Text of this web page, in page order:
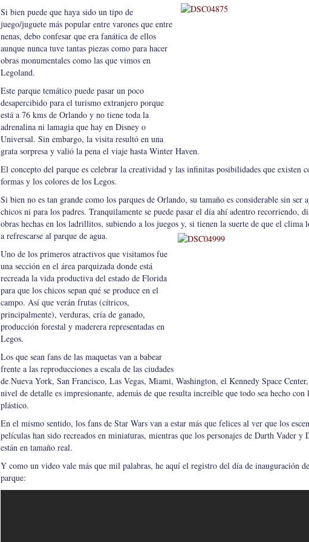
Si bien puede que haya sido un tipo de
juego/juguete más popular entre varones que entre
nenas, debo confesar que era fanática de ellos
aunque nunca tuve tantas piezas como para hacer
obras monumentales como las que vimos en
Legoland.
Este parque temático puede pasar un poco
desapercibido para el turismo extranjero porque
está a 76 kms de Orlando y no tiene toda la
adrenalina ni lamagia que hay en Disney o
Universal. Sin embargo, la visita resultó en una
grata sorpresa y valió la pena el viaje hasta Winter Haven.
El concepto del parque es celebrar la creatividad y las infinitas posibilidades que existen
formas y los colores de los Legos.
Si bien no es tan grande como los parques de Orlando, su tamaño es considerable sin ser
chicos ni para los padres. Tranquilamente se puede pasar el día ahí adentro recorriendo,
obras hechas en los ladrillitos, subiendo a los juegos y, si tienen la suerte de que el clima
a refrescarse al parque de agua.
Uno de los primeros atractivos que visitamos fue
una sección en el área parquizada donde está
recreada la vida productiva del estado de Florida
para que los chicos sepan qué se produce en el
campo. Así que verán frutas (cítricos,
principalmente), verduras, cría de ganado,
producción forestal y maderera representadas en
Legos.
Los que sean fans de las maquetas van a babear
frente a las reproducciones a escala de las ciudades
de Nueva York, San Francisco, Las Vegas, Miami, Washington, el Kennedy Space
nivel de detalle es impresionante, además de que resulta increíble que todo sea hecho
plástico.
En el mismo sentido, los fans de Star Wars van a estar más que felices al ver que los
películas han sido recreados en miniaturas, mientras que los personajes de Darth Vader y
están en tamaño real.
Y como un video vale más que mil palabras, he aquí el registro del día de inauguración
parque: